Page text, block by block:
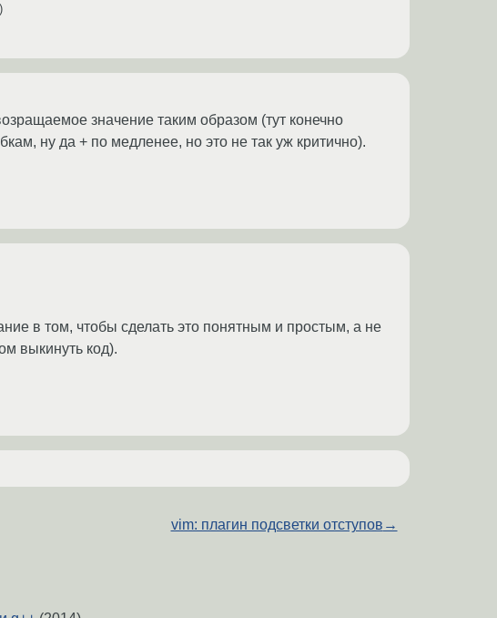
)
значение таким образом (тут конечно
ну да + по медленее, но это не так уж критично).
в том, чтобы сделать это понятным и простым, а не
выкинуть код).
vim: плагин подсветки отступов →